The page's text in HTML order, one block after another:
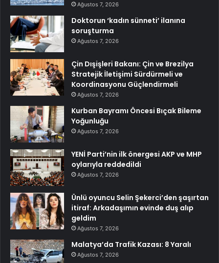
Ağustos 7, 2026
Doktorun ‘kadın sünneti’ ilanına
soruşturma
Ağustos 7, 2026
Çin Dışişleri Bakanı: Çin ve Brezilya
Stratejik İletişimi Sürdürmeli ve
Koordinasyonu Güçlendirmeli
Ağustos 7, 2026
Kurban Bayramı Öncesi Bıçak Bileme
Yoğunluğu
Ağustos 7, 2026
YENİ Parti’nin ilk önergesi AKP ve MHP
oylarıyla reddedildi
Ağustos 7, 2026
Ünlü oyuncu Selin Şekerci’den şaşırtan
itiraf: Arkadaşımın evinde duş alıp
geldim
Ağustos 7, 2026
Malatya’da Trafik Kazası: 8 Yaralı
Ağustos 7, 2026